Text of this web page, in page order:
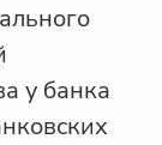
у банка